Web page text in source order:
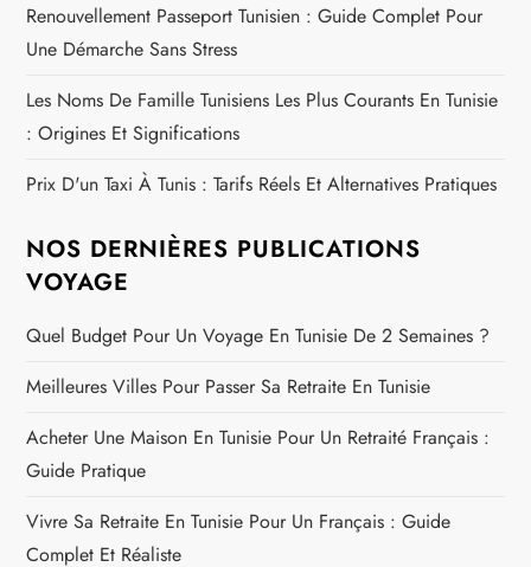
Renouvellement Passeport Tunisien : Guide Complet Pour
Une Démarche Sans Stress
Les Noms De Famille Tunisiens Les Plus Courants En Tunisie
: Origines Et Significations
Prix D'un Taxi À Tunis : Tarifs Réels Et Alternatives Pratiques
NOS DERNIÈRES PUBLICATIONS
VOYAGE
Quel Budget Pour Un Voyage En Tunisie De 2 Semaines ?
Meilleures Villes Pour Passer Sa Retraite En Tunisie
Acheter Une Maison En Tunisie Pour Un Retraité Français :
Guide Pratique
Vivre Sa Retraite En Tunisie Pour Un Français : Guide
Complet Et Réaliste